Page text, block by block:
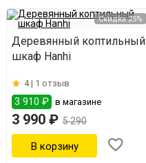
Скидка 25%
Деревянный коптильный
шкаф Hanhi
4 | 1 отзыв
3 910 ₽ в магазине
3 990 ₽ 5 290